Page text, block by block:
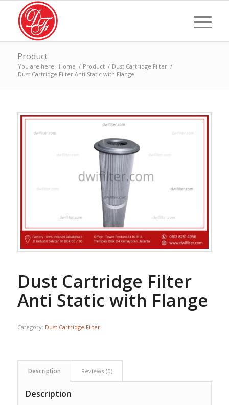
Product
You are here: Home / Product / Dust Cartridge Filter /
Dust Cartridge Filter Anti Static with Flange
Dust Cartridge Filter
Anti Static with Flange
Category: Dust Cartridge Filter
Description Reviews (0)
Description